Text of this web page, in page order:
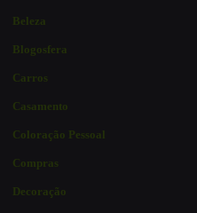
Beleza
Blogosfera
Carros
Casamento
Coloração Pessoal
Compras
Decoração